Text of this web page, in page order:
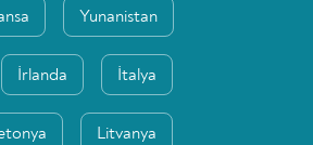
Yunanistan
İrlanda İtalya
Litvanya